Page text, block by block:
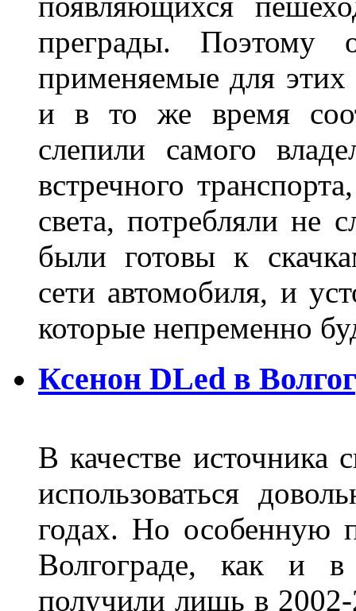
преграды. Поэтому
применяемые для
и в то же время
слепили самого
встречного
света, потребляли не
были готовы к
сети автомобиля, и
которые непременно
Ксенон DLed в
В качестве источника
использоваться
годах. Но особенную
Волгограде, как и
получили лишь в